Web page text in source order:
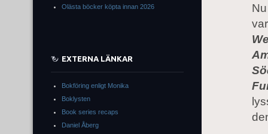
Olästa böcker köpta innan 2026
EXTERNA LÄNKAR
Bokföring enligt Monika
Boklysten
Book series recaps
Daniel Åberg